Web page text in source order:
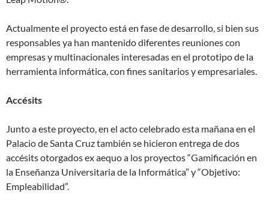
Actualmente el proyecto está en fase de desarrollo, si bien sus
responsables ya han mantenido diferentes reuniones con
empresas y multinacionales interesadas en el prototipo de la
herramienta informática, con fines sanitarios y empresariales.
Accésits
Junto a este proyecto, en el acto celebrado esta mañana en el
Palacio de Santa Cruz también se hicieron entrega de dos
accésits otorgados ex aequo a los proyectos “Gamificación en
la Enseñanza Universitaria de la Informática” y “Objetivo:
Empleabilidad”.